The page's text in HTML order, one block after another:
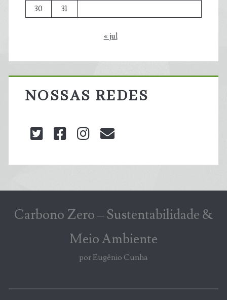
30
31
« jul
NOSSAS REDES
twitterfacebookinstagram
Carbono Zero – Sustentabilidade &
Meio Ambiente
por Eugênio Cunha